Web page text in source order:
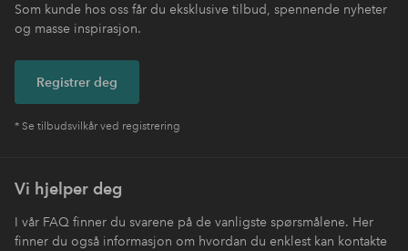
Som kunde hos oss får du eksklusive tilbud, spennende nyheter
og masse inspirasjon.
Registrer deg
* Se tilbudsvilkår ved registrering
Vi hjelper deg
I vår FAQ finner du svarene på de vanligste spørsmålene. Her
finner du også informasjon om hvordan du enklest kan kontakte